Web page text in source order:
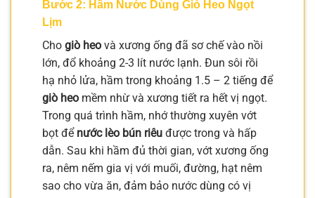
Bước 2: Hầm Nước Dùng Giò Heo Ngọt
Lịm
Cho giò heo và xương ống đã sơ chế vào nồi
lớn, đổ khoảng 2-3 lít nước lạnh. Đun sôi rồi
hạ nhỏ lửa, hầm trong khoảng 1.5 – 2 tiếng để
giò heo mềm nhừ và xương tiết ra hết vị ngọt.
Trong quá trình hầm, nhớ thường xuyên vớt
bọt để nước lèo bún riêu được trong và hấp
dẫn. Sau khi hầm đủ thời gian, vớt xương ống
ra, nêm nếm gia vị với muối, đường, hạt nêm
sao cho vừa ăn, đảm bảo nước dùng có vị